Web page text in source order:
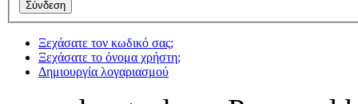
Ξεχάσατε τον κωδικό σας;
Ξεχάσατε το όνομα χρήστη;
Δημιουργία λογαριασμού